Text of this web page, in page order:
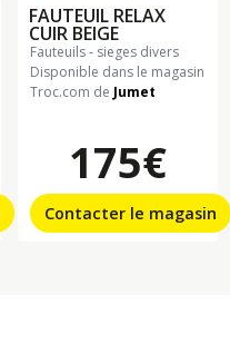
FAUTEUIL RELAX
CUIR BEIGE
fauteuils - sieges divers
Disponible dans le magasin
Troc.com de Jumet
175€
Contacter le magasin